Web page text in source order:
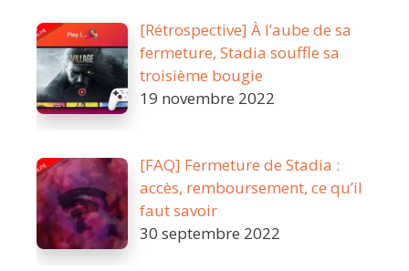
[Rétrospective] À l’aube de sa
fermeture, Stadia souffle sa
troisième bougie
19 novembre 2022
[FAQ] Fermeture de Stadia :
accès, remboursement, ce qu’il
faut savoir
30 septembre 2022